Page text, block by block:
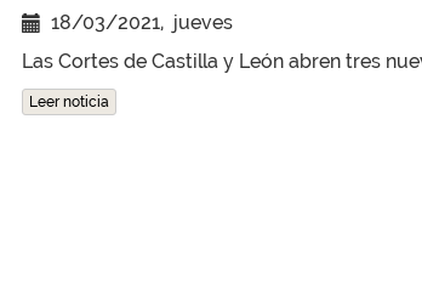
18/03/2021, jueves
Las Cortes de Castilla y León abren tres
Leer noticia